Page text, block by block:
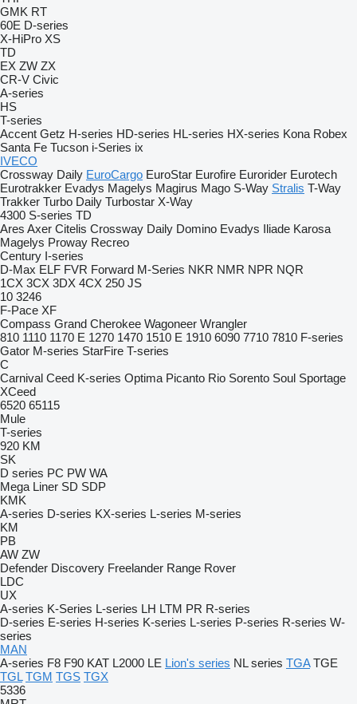
GMK RT
60E D-series
X-HiPro XS
TD
EX ZW ZX
CR-V Civic
A-series
HS
T-series
Accent Getz H-series HD-series HL-series HX-series Kona Robex
Santa Fe Tucson i-Series ix
IVECO
Crossway Daily EuroCargo EuroStar Eurofire Eurorider Eurotech
Eurotrakker Evadys Magelys Magirus Mago S-Way Stralis T-Way
Trakker Turbo Daily Turbostar X-Way
4300 S-series TD
Ares Axer Citelis Crossway Daily Domino Evadys Iliade Karosa
Magelys Proway Recreo
Century I-series
D-Max ELF FVR Forward M-Series NKR NMR NPR NQR
1CX 3CX 3DX 4CX 250 JS
10 3246
F-Pace XF
Compass Grand Cherokee Wagoneer Wrangler
810 1110 1170 E 1270 1470 1510 E 1910 6090 7710 7810 F-series
Gator M-series StarFire T-series
C
Carnival Ceed K-series Optima Picanto Rio Sorento Soul Sportage
XCeed
6520 65115
Mule
T-series
920 KM
SK
D series PC PW WA
Mega Liner SD SDP
KMK
A-series D-series KX-series L-series M-series
KM
PB
AW ZW
Defender Discovery Freelander Range Rover
LDC
UX
A-series K-Series L-series LH LTM PR R-series
D-series E-series H-series K-series L-series P-series R-series W-
series
MAN
A-series F8 F90 KAT L2000 LE Lion's series NL series TGA TGE
TGL TGM TGS TGX
5336